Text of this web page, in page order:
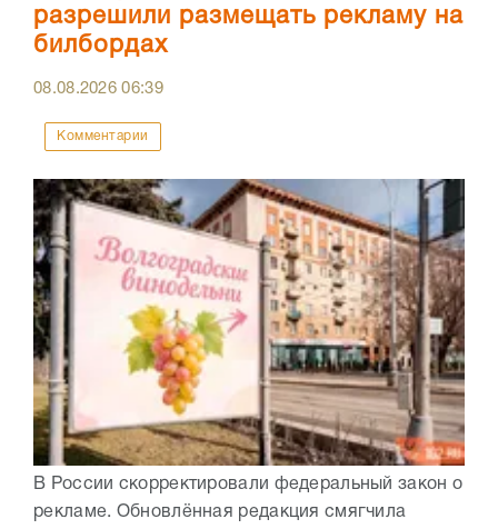
разрешили размещать рекламу на
билбордах
08.08.202606:39
Комментарии
В России скорректировали федеральный закон о
рекламе. Обновлённая редакция смягчила